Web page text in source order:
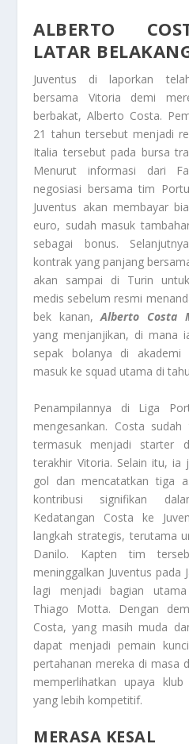
ALBERTO
LATAR
Juventus di laporkan
bersama Vitoria demi
berbakat, Alberto Costa.
21 tahun tersebut menjadi
Italia tersebut pada bursa
Menurut informasi dari
negosiasi bersama tim
Juventus akan membayar
euro, sudah masuk
sebagai bonus.
kontrak yang panjang
akan sampai di Turin
medis sebelum resmi
bek kanan,Alberto Costa
yang menjanjikan, di mana
sepak bolanya di akademi
masuk ke squad utama di
Penampilannya di Liga
mengesankan. Costa
termasuk menjadi starter
terakhir Vitoria. Selain itu, ia
gol dan mencatatkan tiga
kontribusi signifikan
Kedatangan Costa ke
langkah strategis, terutama
Danilo. Kapten tim
meninggalkan Juventus pada
lagi menjadi bagian
Thiago Motta. Dengan
Costa, yang masih muda
dapat menjadi pemain
pertahanan mereka di masa
memperlihatkan upaya
yang lebih kompetitif.
MERASA KESAL